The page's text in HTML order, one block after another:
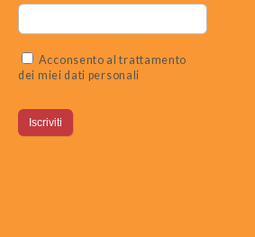
Acconsento al trattamento
dei miei dati personali